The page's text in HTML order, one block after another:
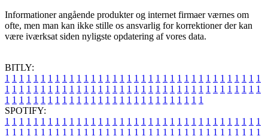
Informationer angående produkter og internet firmaer værnes om
ofte, men man kan ikke stille os ansvarlig for korrektioner der kan
være iværksat siden nyligste opdatering af vores data.
BITLY:
1 1 1 1 1 1 1 1 1 1 1 1 1 1 1 1 1 1 1 1 1 1 1 1 1 1 1 1 1 1 1 1 1 1 1 1
1 1 1 1 1 1 1 1 1 1 1 1 1 1 1 1 1 1 1 1 1 1 1 1 1 1 1 1 1 1 1 1 1 1 1 1
1 1 1 1 1 1 1 1 1 1 1 1 1 1 1 1 1 1 1 1 1 1 1 1 1 1 1 1
SPOTIFY:
1 1 1 1 1 1 1 1 1 1 1 1 1 1 1 1 1 1 1 1 1 1 1 1 1 1 1 1 1 1 1 1 1 1 1 1
1 1 1 1 1 1 1 1 1 1 1 1 1 1 1 1 1 1 1 1 1 1 1 1 1 1 1 1 1 1 1 1 1 1 1 1